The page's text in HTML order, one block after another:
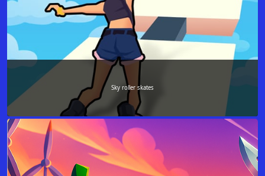
Sky roller skates